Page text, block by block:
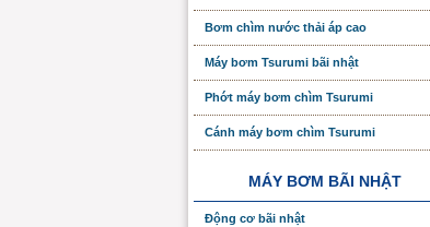
Bơm chìm nước thải áp cao
Máy bơm Tsurumi bãi nhật
Phớt máy bơm chìm Tsurumi
Cánh máy bơm chìm Tsurumi
MÁY BƠM BÃI NHẬT
Động cơ bãi nhật